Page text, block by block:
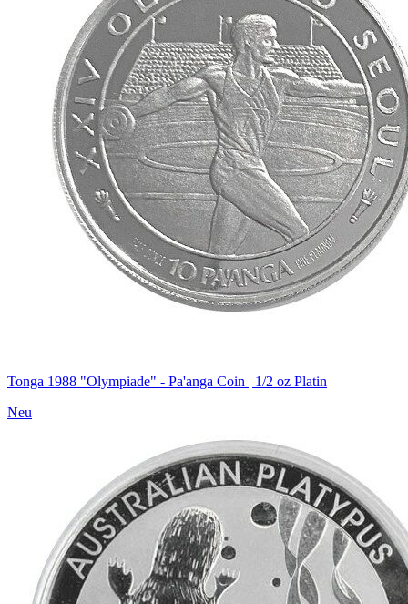
Tonga 1988 "Olympiade" - Pa'anga Coin | 1/2 oz Platin
Neu